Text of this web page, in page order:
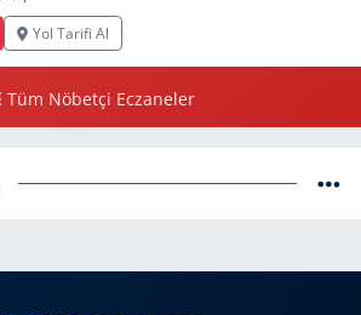
Yol Tarifi Al
Tüm Nöbetçi Eczaneler